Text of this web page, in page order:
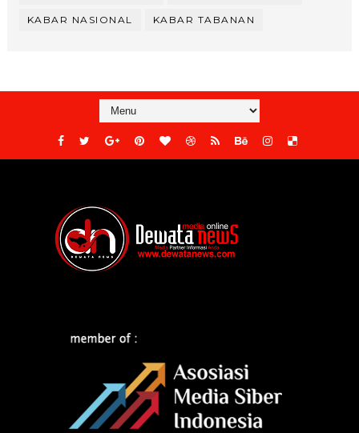
KABAR NASIONAL KABAR TABANAN